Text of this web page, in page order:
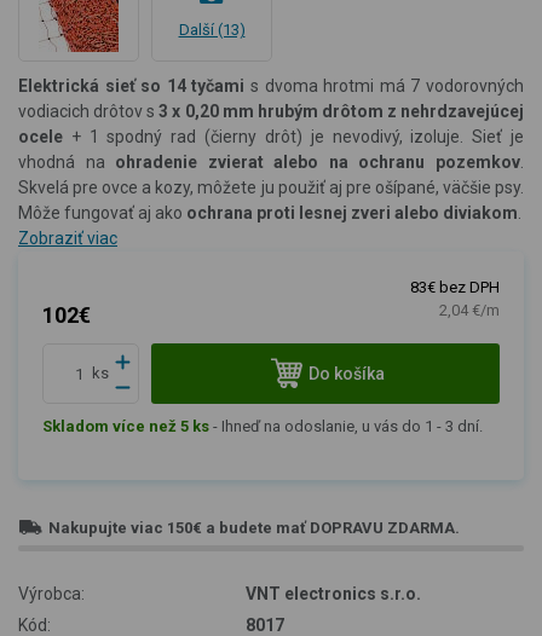
Další (13)
Elektrická sieť so 14 tyčami s dvoma hrotmi má 7 vodorovných
vodiacich drôtov s3 x 0,20 mm hrubým drôtom z nehrdzavejúcej
ocele + 1 spodný rad (čierny drôt) je nevodivý, izoluje. Sieť je
vhodná na ohradenie zvierat alebo na ochranu pozemkov
Skvelá pre ovce a kozy, môžete ju použiť aj pre ošípané, väčšie psy.
Môže fungovať aj ako ochrana proti lesnej zveri alebo diviakom
Zobraziť viac
102€
83€ bez DPH
2,04 €/m
ks Do košíka
Skladom více než 5 ks - Ihneď na odoslanie, u vás do 1 - 3 dní.
Nakupujte viac 150€ a budete mať DOPRAVU ZDARMA.
Výrobca:
VNT electronics s.r.o.
Kód:
8017